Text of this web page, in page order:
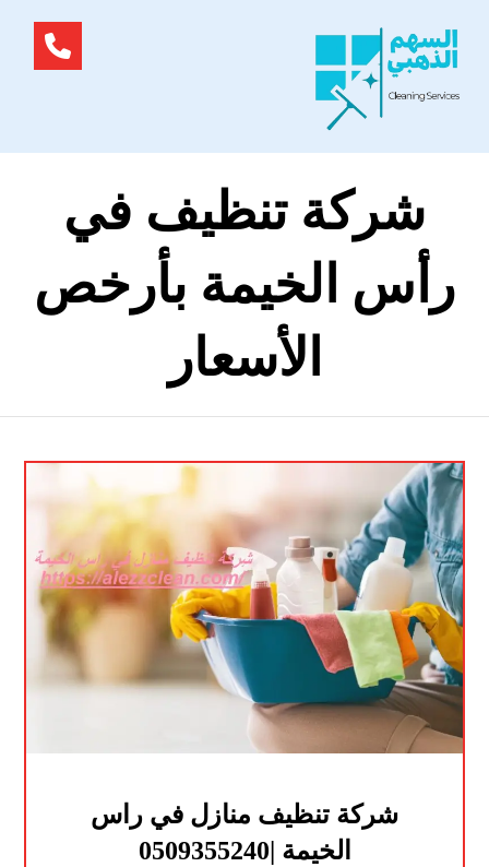
شركة تنظيف في
رأس الخيمة بأرخص
الأسعار
شركة تنظيف منازل في راس
الخيمة |0509355240